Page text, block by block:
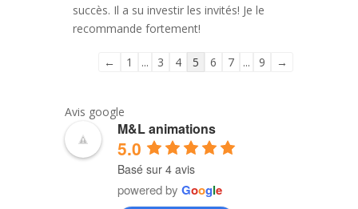
succès. Il a su investir les invités! Je le
recommande fortement!
Navigation
liste
livre
d’or
← 1 ... 3 4 5 6 7 ... 9 →
Avis google
M&L animations
5.0
Basé sur 4 avis
powered by Google